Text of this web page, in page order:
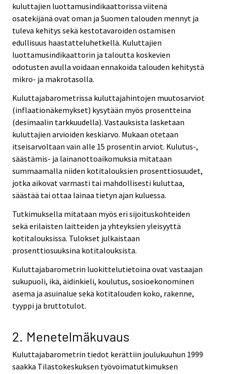
kuluttajien luottamusindikaattorissa viitenä
osatekijänä ovat oman ja Suomen talouden mennyt ja
tuleva kehitys sekä kestotavaroiden ostamisen
edullisuus haastatteluhetkellä. Kuluttajien
luottamusindikaattorin ja taloutta koskevien
odotusten avulla voidaan ennakoida talouden kehitystä
mikro- ja makrotasolla.
Kuluttajabarometrissa kuluttajahintojen muutosarviot
(inflaationäkemykset) kysytään myös prosentteina
(desimaalin tarkkuudella). Vastauksista lasketaan
kuluttajien arvioiden keskiarvo. Mukaan otetaan
itseisarvoltaan vain alle 15 prosentin arviot. Kulutus-,
säästämis- ja lainanottoaikomuksia mitataan
summaamalla niiden kotitalouksien prosenttiosuudet,
jotka aikovat varmasti tai mahdollisesti kuluttaa,
säästää tai ottaa lainaa tietyn ajan kuluessa.
Tutkimuksella mitataan myös eri sijoituskohteiden
sekä erilaisten laitteiden ja yhteyksien yleisyyttä
kotitalouksissa. Tulokset julkaistaan
prosenttiosuuksina kotitalouksista.
Kuluttajabarometrin luokittelutietoina ovat vastaajan
sukupuoli, ikä, äidinkieli, koulutus, sosioekonominen
asema ja asuinalue sekä kotitalouden koko, rakenne,
tyyppi ja bruttotulot.
2. Menetelmäkuvaus
Kuluttajabarometrin tiedot kerättiin joulukuuhun 1999
saakka Tilastokeskuksen työvoimatutkimuksen